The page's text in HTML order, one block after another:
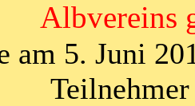
Albvereins
am 5. Juni